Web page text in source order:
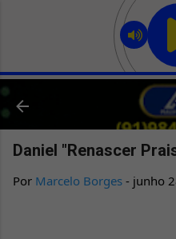
Pular para o
Daniel "Renascer
Por Marcelo Borges - junho